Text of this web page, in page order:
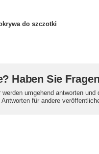
do szczotki
Haben Sie
umgehend antworten und
für andere